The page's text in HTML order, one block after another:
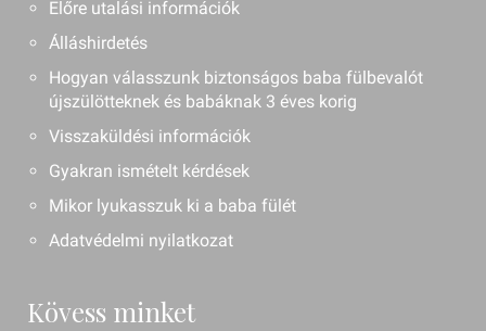
Előre utalási információk
Álláshirdetés
Hogyan válasszunk biztonságos baba fülbevalót
újszülötteknek és babáknak 3 éves korig
Visszaküldési információk
Gyakran ismételt kérdések
Mikor lyukasszuk ki a baba fülét
Adatvédelmi nyilatkozat
Kövess minket